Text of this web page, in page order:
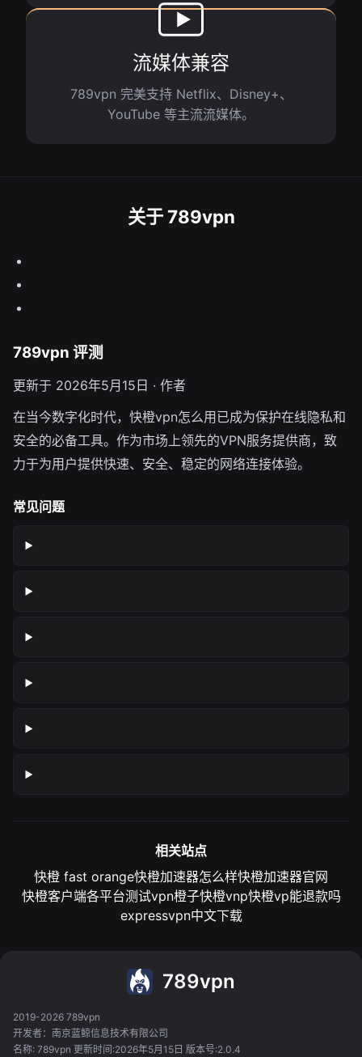
流媒体兼容
789vpn 完美支持 Netflix、Disney+、
YouTube 等主流流媒体。
关于 789vpn
789vpn 评测
更新于 2026年5月15日 · 作者
在当今数字化时代，快橙vpn怎么用已成为保护在线隐私和
安全的必备工具。作为市场上领先的VPN服务提供商，致
力于为用户提供快速、安全、稳定的网络连接体验。
常见问题
相关站点
快橙 fast orange快橙加速器怎么样快橙加速器官网
快橙客户端各平台测试vpn橙子快橙vnp快橙vp能退款吗
expressvpn中文下载
789vpn
2019-2026 789vpn
开发者：南京蓝鲸信息技术有限公司
名称: 789vpn 更新时间:2026年5月15日 版本号:2.0.4